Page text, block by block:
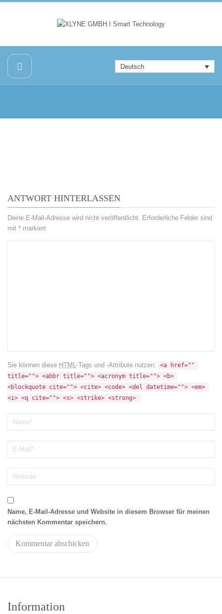
Deutsch
ANTWORT HINTERLASSEN
Deine E-Mail-Adresse wird nicht veröffentlicht. Erforderliche Felder sind
mit * markiert
Sie können diese HTML-Tags und -Attribute nutzen:
<a href=""
title=""> <abbr title=""> <acronym title=""> <b>
<blockquote cite=""> <cite> <code> <del datetime=""> <em>
<i> <q cite=""> <s> <strike> <strong>
Name, E-Mail-Adresse und Website in diesem Browser für meinen
nächsten Kommentar speichern.
Information